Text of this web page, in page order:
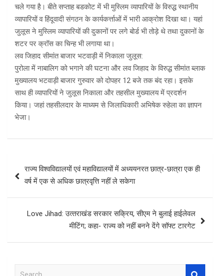
चले गया है। बीते सप्ताह बडकोट में भी मुस्लिम व्यापारियों के विरुद्ध स्थानीय
व्यापारियों व हिंदूवादी संगठन के कार्यकर्त्ताओं में भारी आक्रोश दिखा था। यहां
जुलूस ने मुस्लिम व्यापारियों की दुकानों पर लगे बोर्ड भी तोड़े थे तथा दुकानों के
शटर पर क्रॉस का चिन्ह भी लगाया था।
लव जिहाद सीमांत बाजार भटवाड़ी में निकाला जुलूस:
पुरोला में नाबालिग को भगाने की घटना और लव जिहाद के विरुद्ध सीमांत ब्लाक
मुख्यालय भटवाड़ी बाजार गुरुवार को दोपहर 12 बजे तक बंद रहा। इसके
साथ ही व्यापारियों ने जुलूस निकाला और तहसील मुख्यालय में प्रदर्शन
किया। जहां तहसीलदार के माध्यम से जिलाधिकारी अभिषेक रुहेला का ज्ञापन
भेजा।
navigation
राज्य विश्वविद्यालयों एवं महाविद्यालयों में अध्ययनरत छात्र-छात्रा एक ही
वर्ष में एक से अधिक छात्रवृत्ति नहीं ले सकेगा
Love Jihad: उत्‍तराखंड सरकार सक्रिय, सीएम ने बुलाई हाईलेवल
मीटिंग; कहा- राज्‍य को नहीं बनने देंगे सॉफ्ट टारगेट